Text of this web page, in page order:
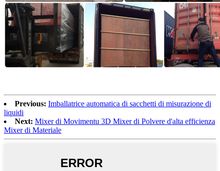
Previous: Imballatrice automatica di sacchetti di misurazione di
liquidi
Next: Mixer di Movimentu 3D Mixer di Polvere d'alta efficienza
Mixer di Materiale